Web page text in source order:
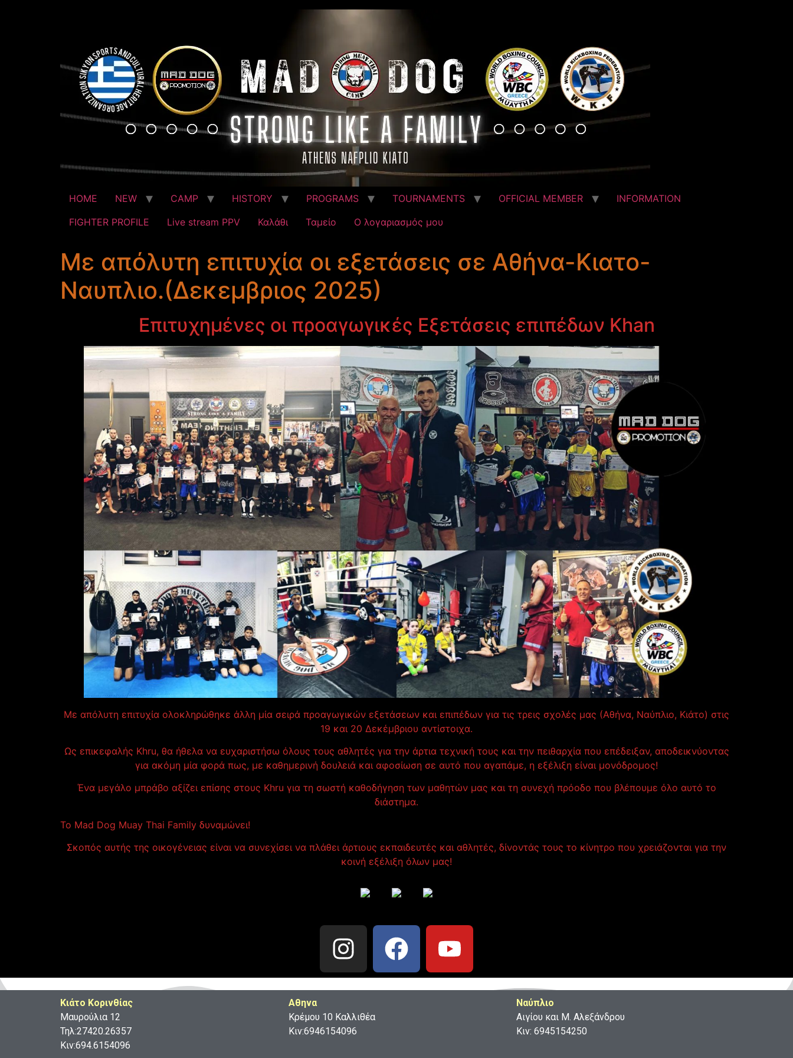
HOME NEW CAMP HISTORY PROGRAMS TOURNAMENTS OFFICIAL MEMBER
INFORMATION
FIGHTER PROFILE
Live stream PPV Καλάθι Ταμείο Ο λογαριασμός μου
Με απόλυτη επιτυχία οι εξετάσεις σε Αθήνα-Κιατο-
Ναυπλιο.(Δεκεμβριος 2025)
Επιτυχημένες οι προαγωγικές Εξετάσεις επιπέδων Khan
Με απόλυτη επιτυχία ολοκληρώθηκε άλλη μία σειρά προαγωγικών εξετάσεων και επιπέδων για τις τρεις σχολές μας (Αθήνα, Ναύπλιο, Κιάτο) στις
19 και 20 Δεκέμβριου αντίστοιχα.
Ως επικεφαλής Khru, θα ήθελα να ευχαριστήσω όλους τους αθλητές για την άρτια τεχνική τους και την πειθαρχία που επέδειξαν, αποδεικνύοντας
για ακόμη μία φορά πως, με καθημερινή δουλειά και αφοσίωση σε αυτό που αγαπάμε, η εξέλιξη είναι μονόδρομος!
Ένα μεγάλο μπράβο αξίζει επίσης στους Khru για τη σωστή καθοδήγηση των μαθητών μας και τη συνεχή πρόοδο που βλέπουμε όλο αυτό το
διάστημα.
Το Mad Dog Muay Thai Family δυναμώνει!
Σκοπός αυτής της οικογένειας είναι να συνεχίσει να πλάθει άρτιους εκπαιδευτές και αθλητές, δίνοντάς τους το κίνητρο που χρειάζονται για την
κοινή εξέλιξη όλων μας!
Κιάτο Κορινθίας
Μαυρούλια 12
Τηλ:27420.26357
Κιν:694.6154096
Aθηνα
Κρέμου 10 Καλλιθέα
Κιν:6946154096
Ναύπλιο
Αιγίου και Μ. Αλεξάνδρου
Κιν: 6945154250